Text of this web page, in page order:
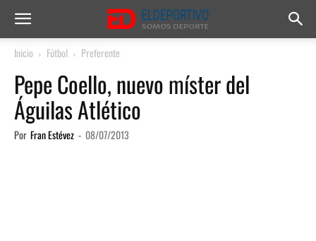
Inicio Fútbol Preferente
Pepe Coello, nuevo míster del
Águilas Atlético
Por Fran Estévez - 08/07/2013